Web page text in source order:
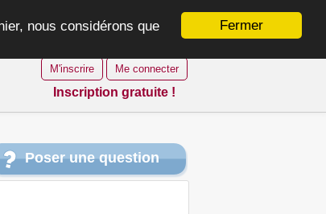
Fermer
nous considérons que
M'inscrire Me connecter
Inscription gratuite !
Poser une question